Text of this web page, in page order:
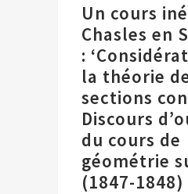
Un cours
Chasles en
:
la théorie
sections
Discours
du cours de
géométrie
(1847-1848)